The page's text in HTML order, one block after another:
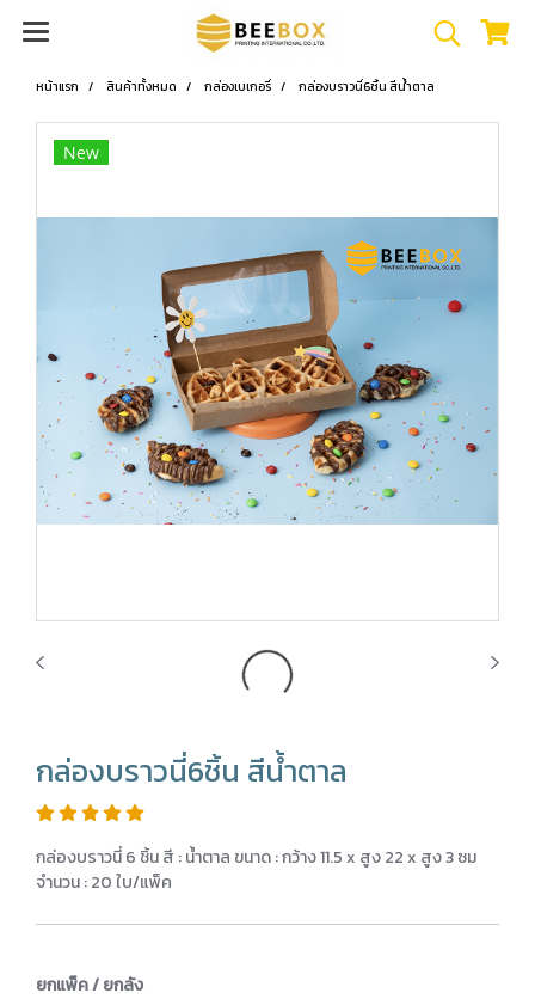
หน้าแรก สินค้าทั้งหมด กล่องเบเกอรี่ กล่องบราวนี่6ชิ้น สีน้ำตาล
New
กล่องบราวนี่6ชิ้น สีน้ำตาล
กล่องบราวนี่ 6 ชิ้น สี : น้ำตาล ขนาด : กว้าง 11.5 x สูง 22 x สูง 3 ซม
จำนวน : 20 ใบ/แพ็ค
ยกแพ็ค / ยกลัง